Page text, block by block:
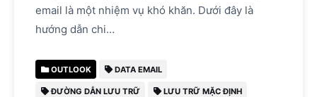
email là một nhiệm vụ khó khăn. Dưới đây là
hướng dẫn chi…
OUTLOOK DATA EMAIL
ĐƯỜNG DẪN LƯU TRỮ LƯU TRỮ MẶC ĐỊNH